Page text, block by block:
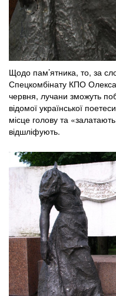
Щодо пам’ятника, то, за
Спецкомбінату КПО
червня, лучани зможуть
відомої української
місце голову та
відшліфують.